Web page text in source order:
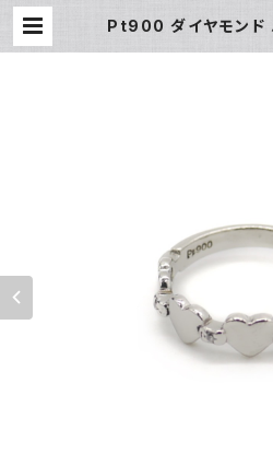
Pt900 ダイヤモンド